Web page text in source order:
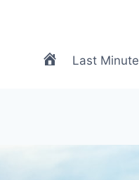
meTRAVEL
Last Minute